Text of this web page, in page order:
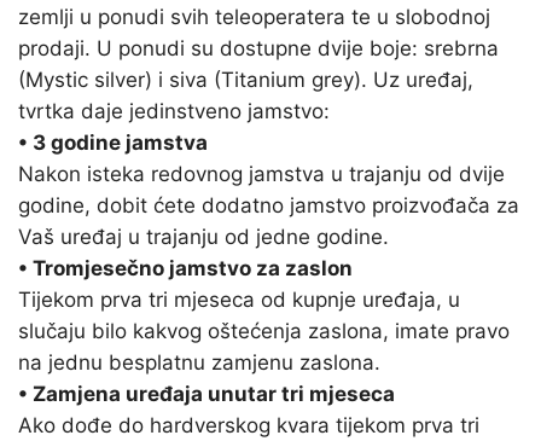
zemlji u ponudi svih teleoperatera te u slobodnoj
prodaji. U ponudi su dostupne dvije boje: srebrna
(Mystic silver) i siva (Titanium grey). Uz uređaj,
tvrtka daje jedinstveno jamstvo:
• 3 godine jamstva
Nakon isteka redovnog jamstva u trajanju od dvije
godine, dobit ćete dodatno jamstvo proizvođača za
Vaš uređaj u trajanju od jedne godine.
• Tromjesečno jamstvo za zaslon
Tijekom prva tri mjeseca od kupnje uređaja, u
slučaju bilo kakvog oštećenja zaslona, imate pravo
na jednu besplatnu zamjenu zaslona.
• Zamjena uređaja unutar tri mjeseca
Ako dođe do hardverskog kvara tijekom prva tri